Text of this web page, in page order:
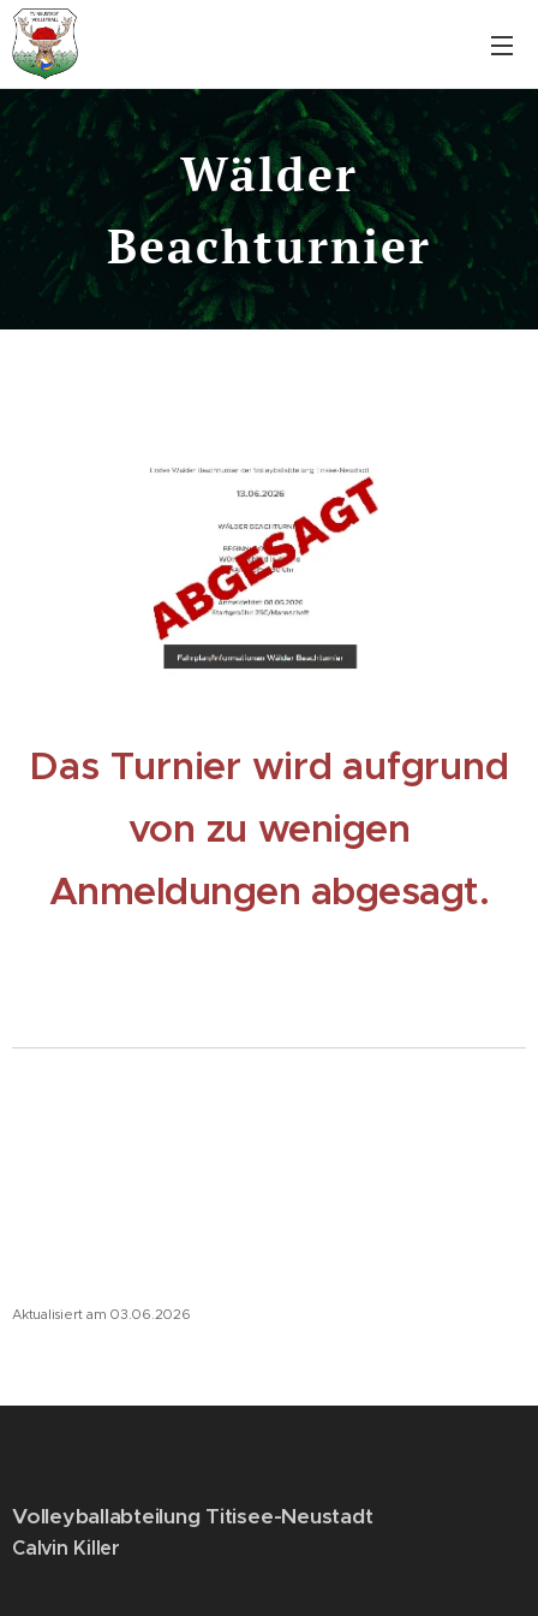
Wälder
Beachturnier
Das Turnier wird aufgrund
von zu wenigen
Anmeldungen abgesagt.
Aktualisiert am 03.06.2026
Volleyballabteilung Titisee-Neustadt
Calvin Killer